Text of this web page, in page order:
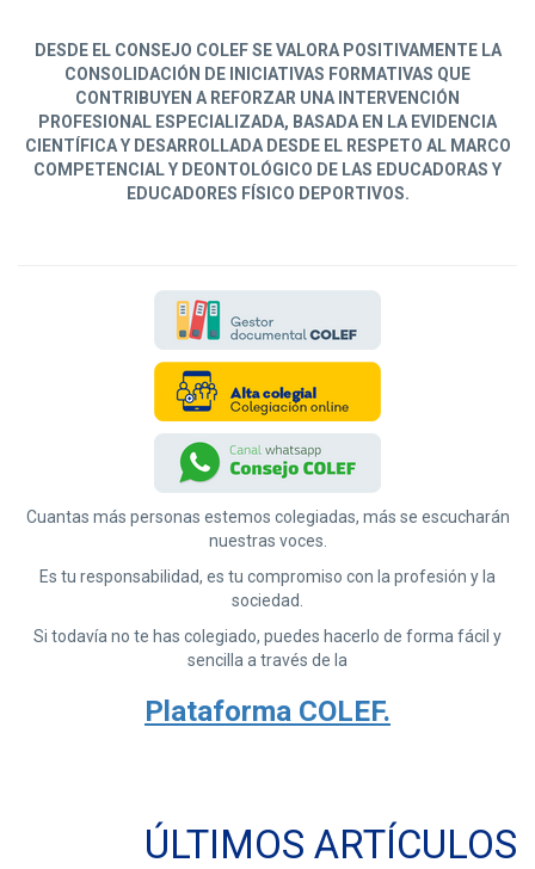
DESDE EL CONSEJO COLEF SE VALORA POSITIVAMENTE LA
CONSOLIDACIÓN DE INICIATIVAS FORMATIVAS QUE
CONTRIBUYEN A REFORZAR UNA INTERVENCIÓN
PROFESIONAL ESPECIALIZADA, BASADA EN LA EVIDENCIA
CIENTÍFICA Y DESARROLLADA DESDE EL RESPETO AL MARCO
COMPETENCIAL Y DEONTOLÓGICO DE LAS EDUCADORAS Y
EDUCADORES FÍSICO DEPORTIVOS.
Cuantas más personas estemos colegiadas, más se escucharán
nuestras voces.
Es tu responsabilidad, es tu compromiso con la profesión y la
sociedad.
Si todavía no te has colegiado, puedes hacerlo de forma fácil y
sencilla a través de la
Plataforma COLEF.
ÚLTIMOS ARTÍCULOS